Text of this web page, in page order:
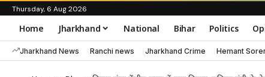
Thursday, 6 Aug 2026
Home Jharkhand National Bihar Politics
Jharkhand News Ranchi news Jharkhand Crime Hemant